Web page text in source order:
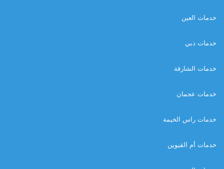
خدمات العين
خدمات دبي
خدمات الشارقة
خدمات عجمان
خدمات راس الخيمة
خدمات أم القيوين